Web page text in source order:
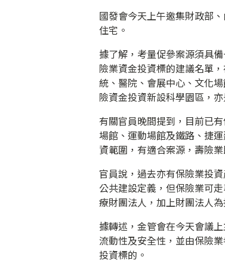
國發會今天上午邀集財政部
住宅。
據了解，考量促參案源須具
險業資金投資標的建議名單
統、醫院、會展中心、文化
險資金投資新設科學園區，
有關官員晚間提到，目前已
場館、運動場館及鐵路、捷
資範圍，有適合案源，壽險
官員說，過去亦有保險業投
公共建設定義，但保險業可
療財團法人，加上財團法人
據轉述，金管會在今天會議
流動性及安全性，並由保險
投資標的。